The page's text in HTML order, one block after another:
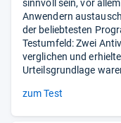
sinnvoll sein, vor
Anwendern
der beliebtesten
Testumfeld: Zwei
verglichen und
Urteilsgrundlage
zum Test